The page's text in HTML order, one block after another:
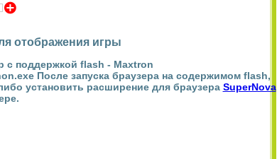
Z
отображения игры
с поддержкой flash - Maxtron
После запуска браузера на содержимом flash,
установить расширение для браузера SuperNova